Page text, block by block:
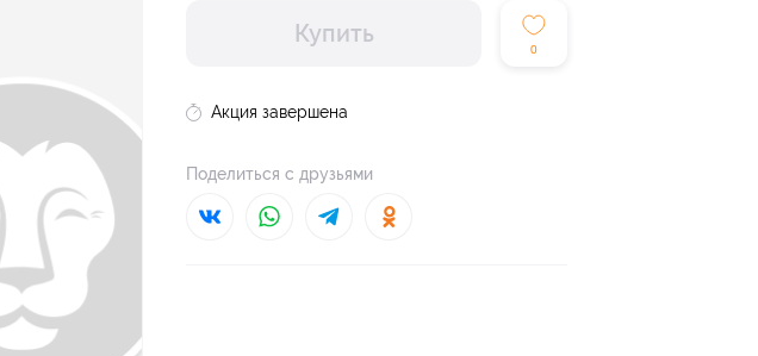
Купить
0
Акция завершена
Поделиться с друзьями